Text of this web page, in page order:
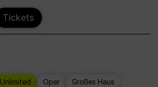
Tickets
Unlimited Oper Großes Haus